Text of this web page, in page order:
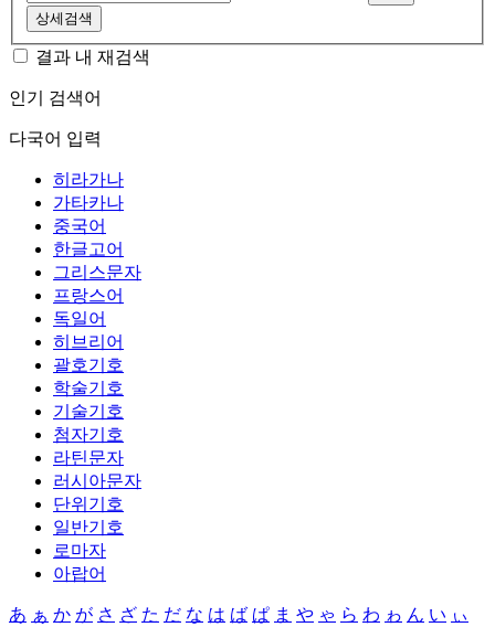
상세검색
결과 내 재검색
인기 검색어
다국어 입력
히라가나
가타카나
중국어
한글고어
그리스문자
프랑스어
독일어
히브리어
괄호기호
학술기호
기술기호
첨자기호
라틴문자
러시아문자
단위기호
일반기호
로마자
아랍어
あ ぁ か が さ ざ た だ な は ば ぱ ま や ゃ ら わ ゎ ん い ぃ